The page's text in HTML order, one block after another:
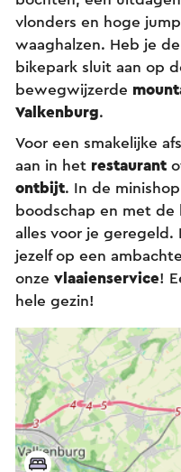
vlonders en hoge
waaghalzen. Heb je
bikepark sluit aan op
bewegwijzerde
Valkenburg.
Voor een smakelijke
aan in het restaurant
ontbijt. In de
boodschap en met
alles voor je geregeld.
jezelf op een
onze vlaaienservice!
hele gezin!